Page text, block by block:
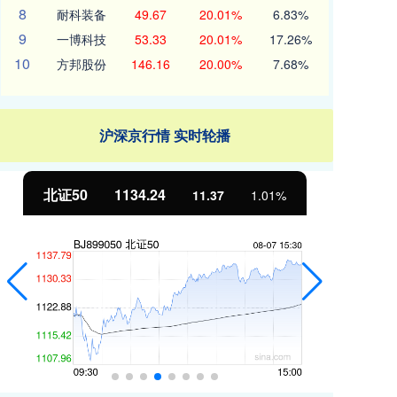
8 耐科装备 49.67 20.01% 6.83%
9 一博科技 53.33 20.01% 17.26%
10 方邦股份 146.16 20.00% 7.68%
沪深京行情 实时轮播
北证50 1134.24 11.37 1.01%